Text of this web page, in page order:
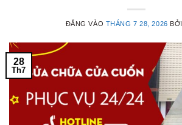
ĐĂNG VÀO THÁNG 7 28, 2026 BỞI
28
Th7